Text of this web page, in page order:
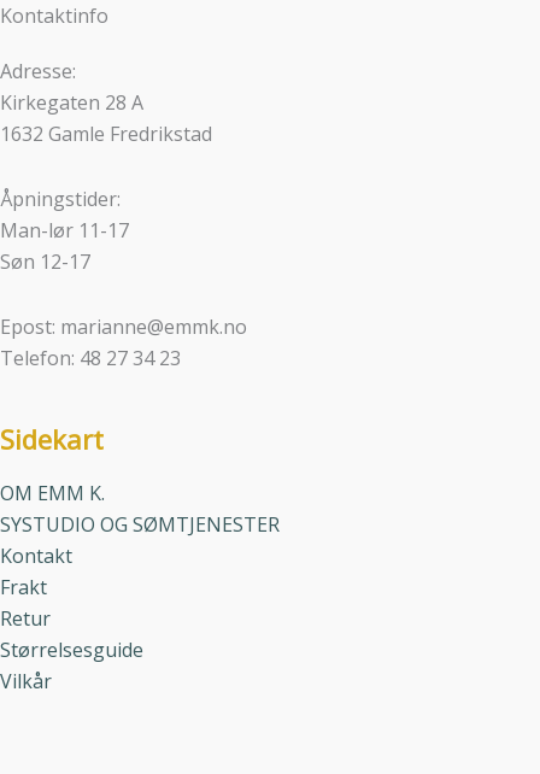
Kontaktinfo
Adresse:
Kirkegaten 28 A
1632 Gamle Fredrikstad
Åpningstider:
Man-lør 11-17
Søn 12-17
Epost: marianne@emmk.no
Telefon: 48 27 34 23
Sidekart
OM EMM K.
SYSTUDIO OG SØMTJENESTER
Kontakt
Frakt
Retur
Størrelsesguide
Vilkår